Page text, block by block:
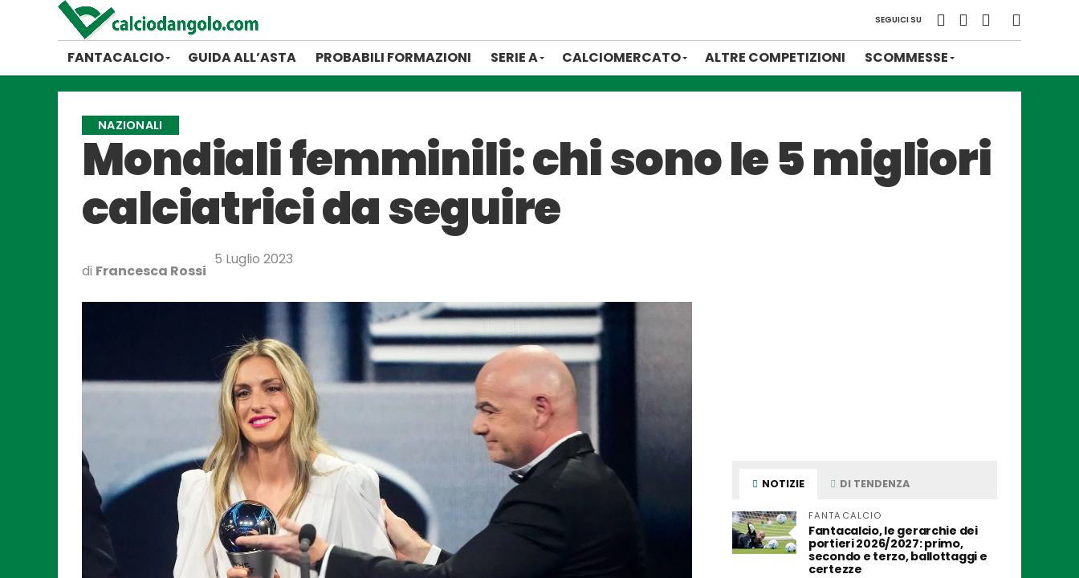
SEGUICI SU
FANTACALCIO GUIDA ALL’ASTA PROBABILI FORMAZIONI SERIE A CALCIOMERCATO ALTRE COMPETIZIONI SCOMMESSE
NAZIONALI
Mondiali femminili: chi sono le 5 migliori
calciatrici da seguire
di Francesca Rossi
5 Luglio 2023
NOTIZIE DI TENDENZA
FANTACALCIO
Fantacalcio, le gerarchie dei
portieri 2026/2027: primo,
secondo e terzo, ballottaggi e
certezze